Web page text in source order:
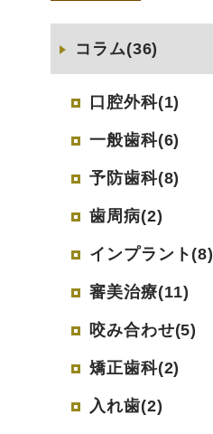
コラム(36)
口腔外科(1)
一般歯科(6)
予防歯科(8)
歯周病(2)
インプラント(8)
審美治療(11)
咬み合わせ(5)
矯正歯科(2)
入れ歯(2)